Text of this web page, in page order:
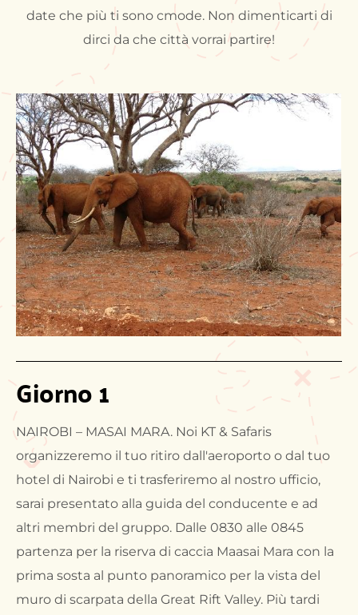
date che più ti sono cmode. Non dimenticarti di
dirci da che città vorrai partire!
Giorno 1
NAIROBI – MASAI MARA. Noi KT & Safaris
organizzeremo il tuo ritiro dall'aeroporto o dal tuo
hotel di Nairobi e ti trasferiremo al nostro ufficio,
sarai presentato alla guida del conducente e ad
altri membri del gruppo. Dalle 0830 alle 0845
partenza per la riserva di caccia Maasai Mara con la
prima sosta al punto panoramico per la vista del
muro di scarpata della Great Rift Valley. Più tardi